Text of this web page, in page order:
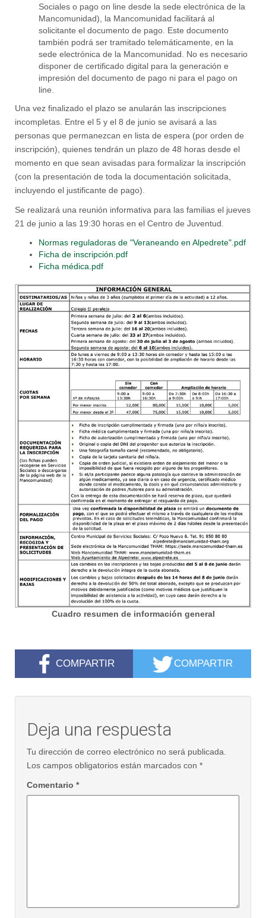
Sociales o pago on line desde la sede electrónica de la
Mancomunidad), la Mancomunidad facilitará al
solicitante el documento de pago. Este documento
también podrá ser tramitado telemáticamente, en la
sede electrónica de la Mancomunidad. No es necesario
disponer de certificado digital para la generación e
impresión del documento de pago ni para el pago on
line.
Una vez finalizado el plazo se anularán las inscripciones
incompletas. Entre el 5 y el 8 de junio se avisará a las
personas que permanezcan en lista de espera (por orden de
inscripción), quienes tendrán un plazo de 48 horas desde el
momento en que sean avisadas para formalizar la inscripción
(con la presentación de toda la documentación solicitada,
incluyendo el justificante de pago).
Se realizará una reunión informativa para las familias el jueves
21 de junio a las 19:30 horas en el Centro de Juventud.
Normas reguladoras de "Veraneando en Alpedrete".pdf
Ficha de inscripción.pdf
Ficha médica.pdf
Cuadro resumen de información general
COMPARTIR COMPARTIR
Deja una respuesta
Tu dirección de correo electrónico no será publicada.
Los campos obligatorios están marcados con *
Comentario *